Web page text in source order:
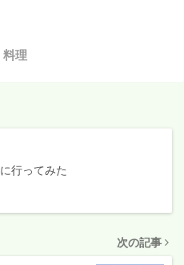
料理
行ってみた
次の記事